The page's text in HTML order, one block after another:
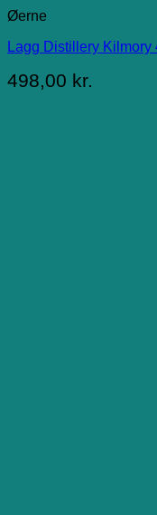
Øerne
Lagg Distillery Kilmory
498,00 kr.